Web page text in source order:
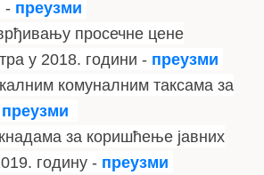
- преузми
просечне цене
у 2018. години - преузми
комуналним таксама за
преузми
за коришћење јавних
годину - преузми